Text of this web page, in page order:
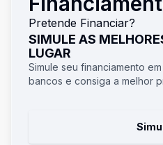
Pretende Financiar?
SIMULE AS
LUGAR
Simule seu financiamento
bancos e consiga a melhor